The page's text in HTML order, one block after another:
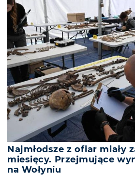
Najmłodsze z ofiar miały
miesięcy. Przejmujące
na Wołyniu